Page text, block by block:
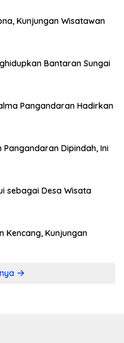
Kunjungan Wisatawan
Bantaran Sungai
Pangandaran Hadirkan
Pangandaran Dipindah, Ini
sebagai Desa Wisata
Kencang, Kunjungan